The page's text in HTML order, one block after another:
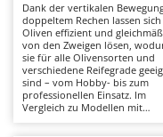
Astscheren
Aufroller für
Ambrogio Robot
Annovi Reverberi
ANTHBOT
Archman
Dank der vertikalen
doppeltem Rechen lassen
Oliven effizient und
von den Zweigen lösen,
sie für alle Olivensorten und
verschiedene Reifegrade
sind – vom Hobby- bis zum
professionellen Einsatz. Im
Vergleich zu Modellen mit